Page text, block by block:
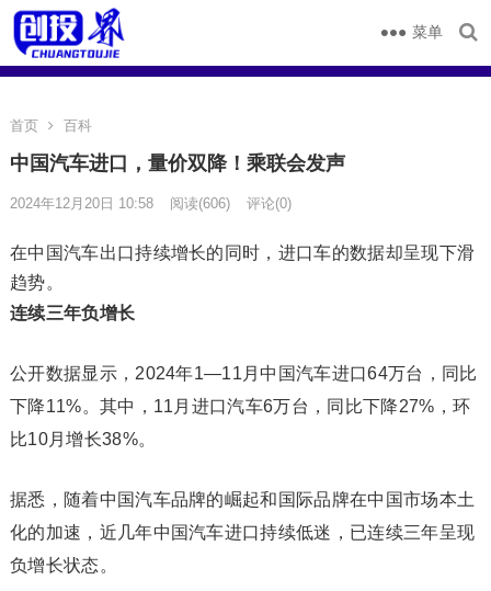
菜单
首页 百科
中国汽车进口，量价双降！乘联会发声
2024年12月20日 10:58 阅读(606) 评论(0)
在中国汽车出口持续增长的同时，进口车的数据却呈现下滑
趋势。
连续三年负增长
公开数据显示，2024年1—11月中国汽车进口64万台，同比
下降11%。其中，11月进口汽车6万台，同比下降27%，环
比10月增长38%。
据悉，随着中国汽车品牌的崛起和国际品牌在中国市场本土
化的加速，近几年中国汽车进口持续低迷，已连续三年呈现
负增长状态。